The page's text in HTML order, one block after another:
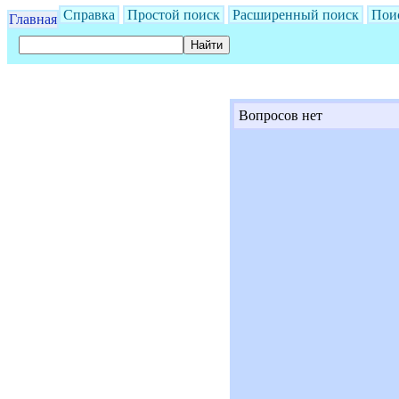
Главная Справка Простой поиск Расширенный поиск
Вопросов нет